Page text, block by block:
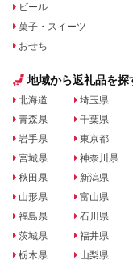
ビール
菓子・スイーツ
おせち
地域から返礼品を探
北海道
青森県
岩手県
宮城県
秋田県
山形県
福島県
茨城県
栃木県
埼玉県
千葉県
東京都
神奈川県
新潟県
富山県
石川県
福井県
山梨県